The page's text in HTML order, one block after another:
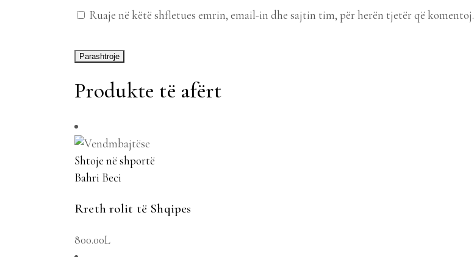
Ruaje në këtë shfletues emrin, email-in dhe sajtin tim, për herën tjetër që komentoj.
Produkte të afërt
Shtoje në shportë
Bahri Beci
Rreth rolit të Shqipes
800.00L